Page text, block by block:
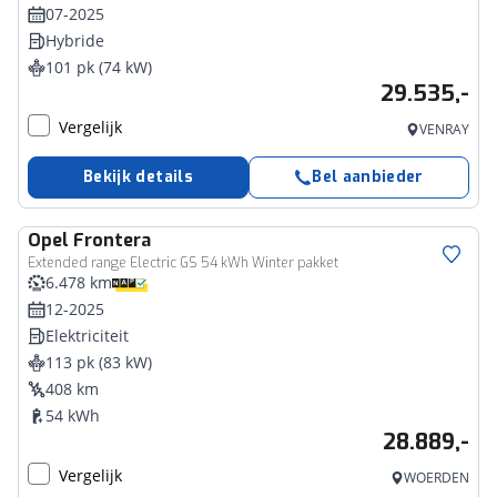
07-2025
Hybride
101 pk (74 kW)
29.535,-
Vergelijk VENRAY
Bekijk details Bel aanbieder
Opel Frontera
Extended range Electric GS 54 kWh Winter pakket
6.478 km
12-2025
Elektriciteit
113 pk (83 kW)
408 km
54 kWh
28.889,-
Vergelijk WOERDEN